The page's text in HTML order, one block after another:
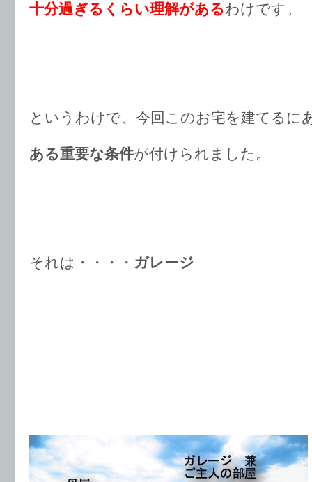
十分過ぎるくらい理解があるわけです。
というわけで、今回このお宅を建てるに
ある重要な条件が付けられました。
それは・・・・ ガレージ